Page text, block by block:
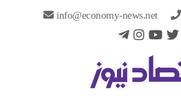
info@economy-news.net